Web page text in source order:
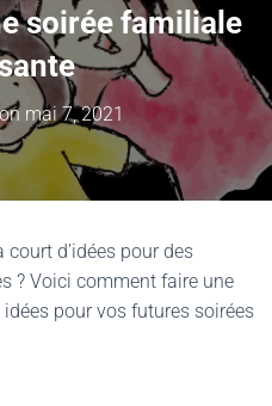
soirée familiale
on mai 7, 2021
d’idées pour des
? Voici comment faire une
pour vos futures soirées